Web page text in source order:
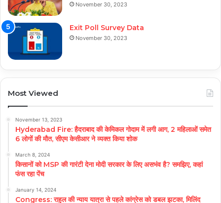
November 30, 2023
Exit Poll Survey Data
November 30, 2023
Most Viewed
November 13, 2023
Hyderabad Fire: हैदराबाद की केमिकल गोदाम में लगी आग, 2 महिलाओं समेत
6 लोगों की मौत, सीएम केसीआर ने व्यक्त किया शोक
March 8, 2024
किसानों को MSP की गारंटी देना मोदी सरकार के लिए असभंव है? समझिए, कहां
फंस रहा पेंच
January 14, 2024
Congress: राहुल की न्याय यात्रा से पहले कांग्रेस को डबल झटका, मिलिंद